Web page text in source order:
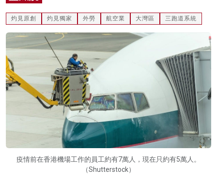
灼見原創 灼見獨家 外勞 航空業 大灣區 三跑道系統
疫情前在香港機場工作的員工約有7萬人，現在只約有5萬人。
（Shutterstock）